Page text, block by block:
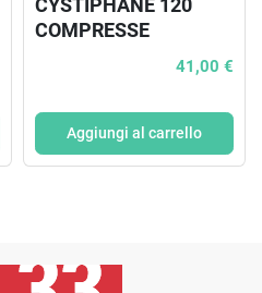
CYSTIPHANE 120
COMPRESSE
41,00 €
Aggiungi al carrello